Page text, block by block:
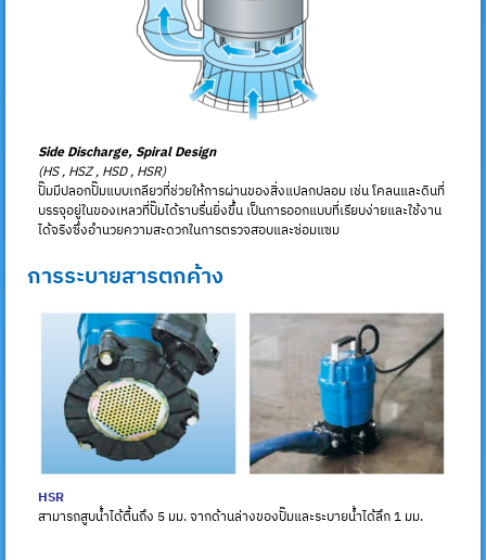
Side Discharge, Spiral Design
(HS , HSZ , HSD , HSR)
ปั๊มมีปลอกปั๊มแบบเกลียวที่ช่วยให้การผ่านของสิ่งแปลกปลอม เช่น โคลนและดินที่
บรรจุอยู่ในของเหลวที่ปั๊มได้ราบรื่นยิ่งขึ้น เป็นการออกแบบที่เรียบง่ายและใช้งาน
ได้จริงซึ่งอำนวยความสะดวกในการตรวจสอบและซ่อมแซม
การระบายสารตกค้าง
HSR
สามารถสูบน้ำได้ตื้นถึง 5 มม. จากด้านล่างของปั๊มและระบายน้ำได้ลึก 1 มม.